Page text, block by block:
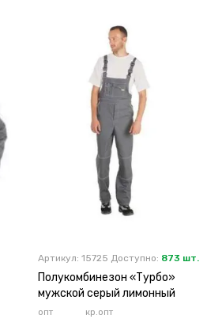
Артикул: 15725 Доступно: 873 шт.
Полукомбинезон «Турбо»
мужской серый лимонный
опт кр.опт